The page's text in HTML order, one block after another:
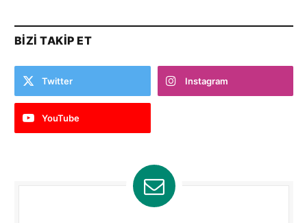
BIZI TAKIP ET
Twitter Instagram
YouTube